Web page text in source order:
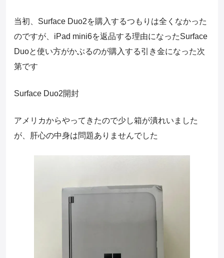
当初、Surface Duo2を購入するつもりは全くなかった
のですが、iPad mini6を返品する理由になったSurface
Duoと使い方がかぶるのが購入する引き金になった次
第です
Surface Duo2開封
アメリカからやってきたので少し箱が潰れいました
が、肝心の中身は問題ありませんでした